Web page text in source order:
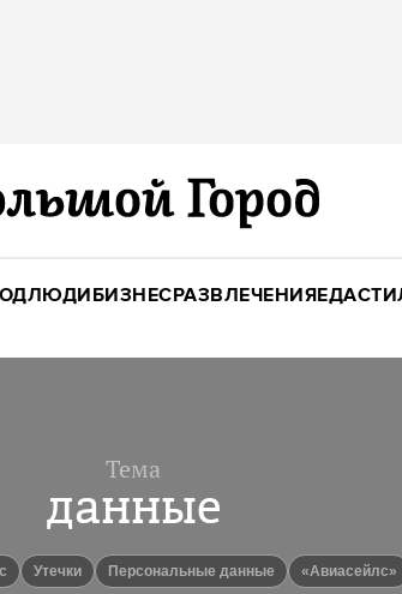
ЛЮДИБИЗНЕСРАЗВЛЕЧЕНИЯЕДА
Тема
данные
утечки Персональные данные «Авиасейлс»